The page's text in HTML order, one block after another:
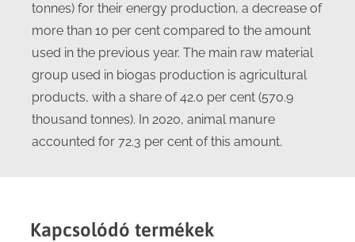
tonnes) for their energy production, a decrease of
more than 10 per cent compared to the amount
used in the previous year. The main raw material
group used in biogas production is agricultural
products, with a share of 42.0 per cent (570.9
thousand tonnes). In 2020, animal manure
accounted for 72.3 per cent of this amount.
Kapcsolódó termékek